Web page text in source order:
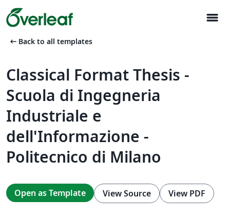
menu
arrow_left_alt Back to all templates
Classical Format Thesis -
Scuola di Ingegneria
Industriale e
dell'Informazione -
Politecnico di Milano
Open as Template View Source View PDF